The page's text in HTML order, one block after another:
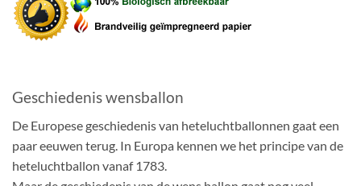
Geschiedenis wensballon
De Europese geschiedenis van heteluchtballonnen gaat een
paar eeuwen terug. In Europa kennen we het principe van de
heteluchtballon vanaf 1783.